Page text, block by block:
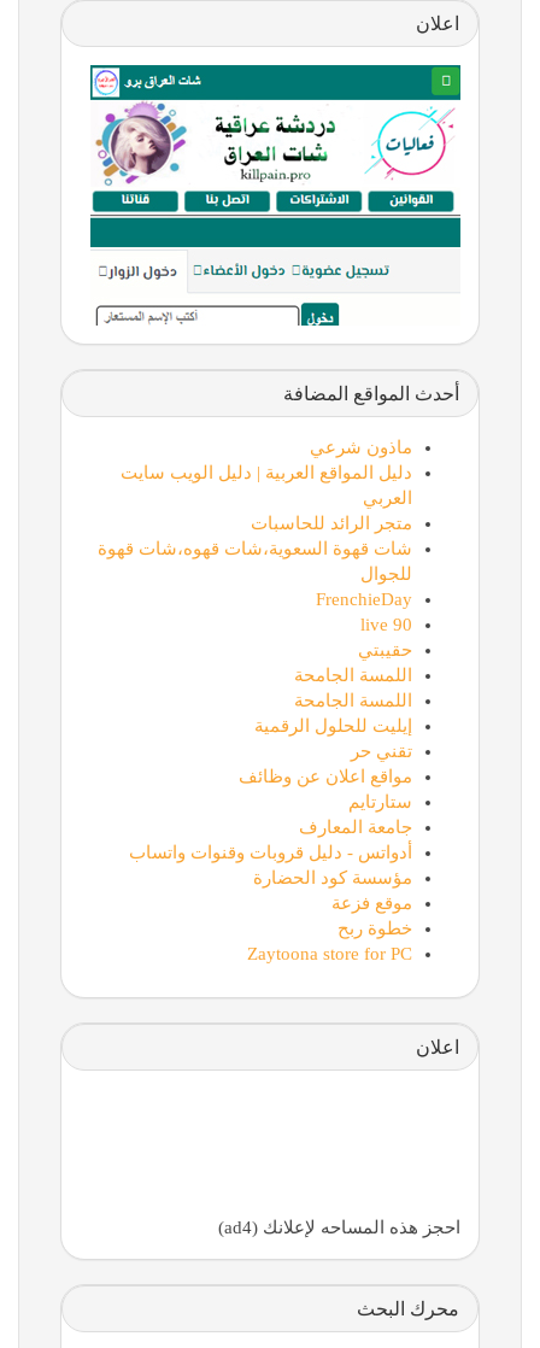
اعلان
أحدث المواقع المضافة
ماذون شرعي
دليل المواقع العربية | دليل الويب سايت
العربي
متجر الرائد للحاسبات
شات قهوة السعوية،شات قهوه،شات قهوة
للجوال
FrenchieDay
90 live
حقيبتي
اللمسة الجامحة
اللمسة الجامحة
إيليت للحلول الرقمية
تقني حر
مواقع اعلان عن وظائف
ستارتايم
جامعة المعارف
أدواتس - دليل قروبات وقنوات واتساب
مؤسسة كود الحضارة
موقع فزعة
خطوة ربح
Zaytoona store for PC
اعلان
احجز هذه المساحه لإعلانك (ad4)
محرك البحث